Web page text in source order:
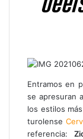
correo
electrónico
Entramos en
se apresuran
los estilos
turolense
referencia: